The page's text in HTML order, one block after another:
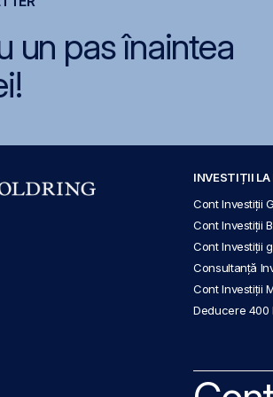
un pas înaintea
INVESTIȚII LA
Cont Investiții
Cont Investiții
Cont Investiții
Consultanță
Cont Investiții
Deducere 400